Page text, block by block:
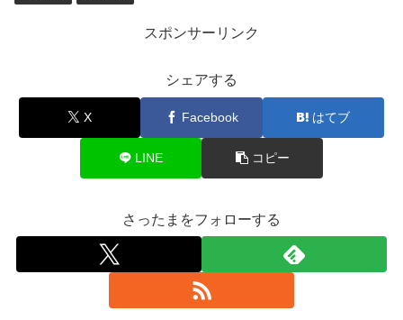
スポンサーリンク
シェアする
X Facebook はてブ
LINE コピー
さったまをフォローする